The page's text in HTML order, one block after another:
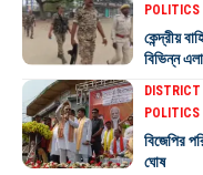
POLITICS
কেন্দ্রীয়
বিভিন্ন
POLITICS
বিজেপির
ঘোষ